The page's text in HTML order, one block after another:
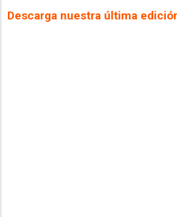
Descarga nuestra última